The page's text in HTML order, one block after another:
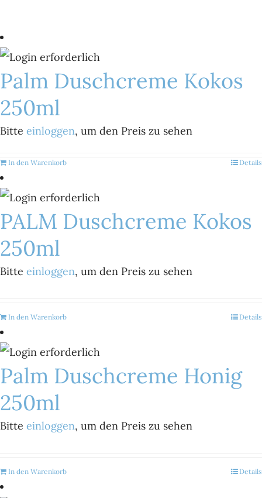
Palm Duschcreme Kokos
250ml
Bitte einloggen, um den Preis zu sehen
In den Warenkorb Details
PALM Duschcreme Kokos
250ml
Bitte einloggen, um den Preis zu sehen
In den Warenkorb Details
Palm Duschcreme Honig
250ml
Bitte einloggen, um den Preis zu sehen
In den Warenkorb Details